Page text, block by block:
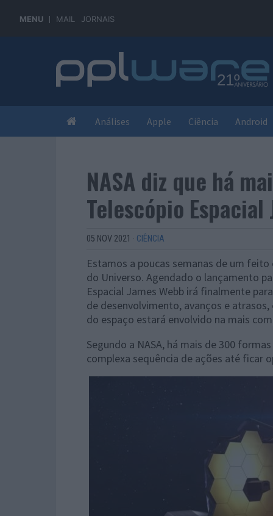
MENU MAIL JORNAIS
Análises Apple Ciência Android
NASA diz que há
Telescópio
05 NOV 2021 · CIÊNCIA
Estamos a poucas semanas de um
do Universo. Agendado o lançamento
Espacial James Webb irá finalmente
de desenvolvimento, avanços e
do espaço estará envolvido na mais
Segundo a NASA, há mais de 300
complexa sequência de ações até ficar